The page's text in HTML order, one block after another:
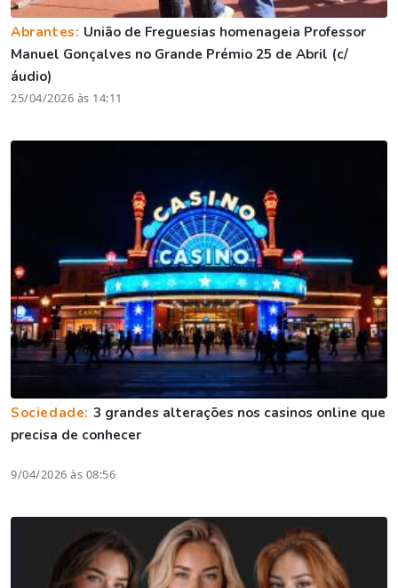
Abrantes: União de Freguesias homenageia Professor
Manuel Gonçalves no Grande Prémio 25 de Abril (c/
áudio)
25/04/2026 às 14:11
Sociedade: 3 grandes alterações nos casinos online que
precisa de conhecer
9/04/2026 às 08:56